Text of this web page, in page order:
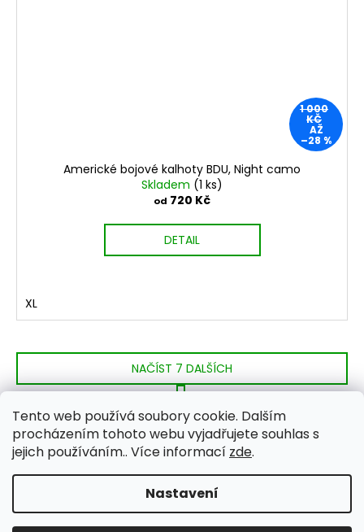
Tento web používá soubory cookie. Dalším
procházením tohoto webu vyjadřujete souhlas s
jejich používáním.. Více informací zde.
Nastavení
1 000
KČ
AŽ
–28 %
Americké bojové kalhoty BDU, Night camo
Skladem (1 ks)
od 720 Kč
DETAIL
XL
O
v
l
á
d
a
c
NAČÍST 7 DALŠÍCH
S
r
á
n
v
á
19položek celkem
NAHORU
á